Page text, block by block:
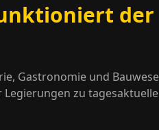
der
Gastronomie und
zu